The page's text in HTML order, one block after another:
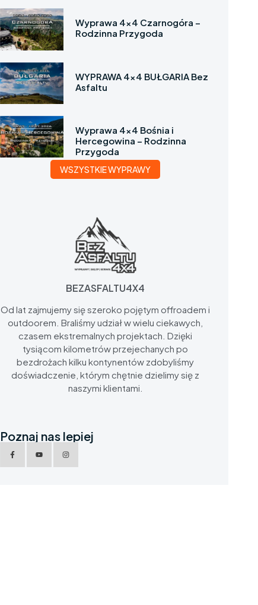
Wyprawa 4×4 Czarnogóra –
Rodzinna Przygoda
WYPRAWA 4×4 BUŁGARIA Bez
Asfaltu
Wyprawa 4×4 Bośnia i
Hercegowina – Rodzinna
Przygoda
WSZYSTKIE WYPRAWY
BEZASFALTU4X4
Od lat zajmujemy się szeroko pojętym offroadem i
outdoorem. Braliśmy udział w wielu ciekawych,
czasem ekstremalnych projektach. Dzięki
tysiącom kilometrów przejechanych po
bezdrożach kilku kontynentów zdobyliśmy
doświadczenie, którym chętnie dzielimy się z
naszymi klientami.
Poznaj nas lepiej